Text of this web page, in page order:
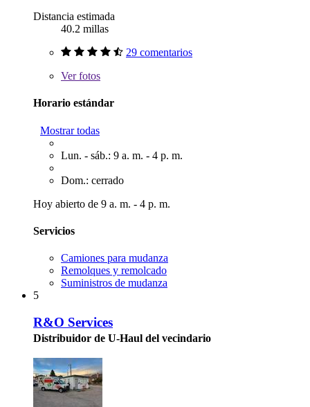
Distancia estimada
40.2 millas
29 comentarios
Verfotos
Horario estándar
Mostrar todas
Lun. - sáb.: 9 a. m. - 4 p. m.
Dom.: cerrado
Hoy abierto de 9 a. m. - 4 p. m.
Servicios
Camiones para mudanza
Remolques y remolcado
Suministros de mudanza
5
R&O Services
Distribuidor de U-Haul del vecindario